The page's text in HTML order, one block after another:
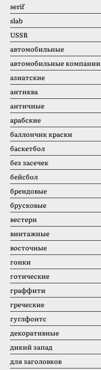
serif
slab
USSR
автомобильные
автомобильные компании
азиатские
антиква
античные
арабские
баллончик краски
баскетбол
без засечек
бейсбол
брендовые
брусковые
вестерн
винтажные
восточные
гонки
готические
граффити
греческие
гуглфонтс
декоративные
дикий запад
для заголовков